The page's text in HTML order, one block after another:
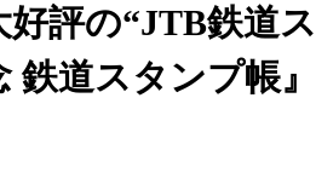
評の“JTB鉄道
道スタンプ帳